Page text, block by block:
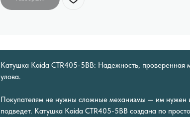
Катушка Kaida CTR405-5BB: Надежность, проверенная
улова.
Покупателям не нужны сложные механизмы — им нужен
подведет. Катушка Kaida CTR405-5BB создана по